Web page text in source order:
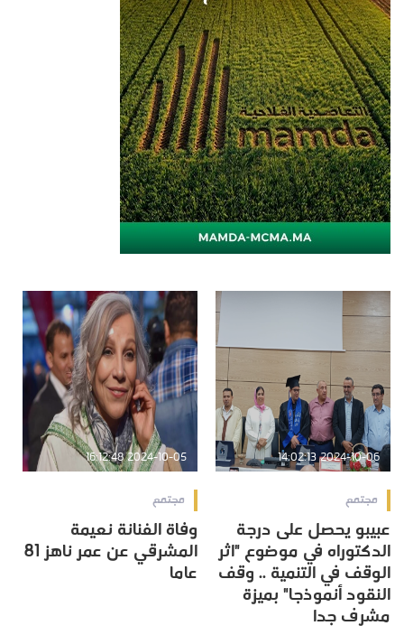
2024-10-06 14:02:13
مجتمع
عبيبو يحصل على درجة
الدكتوراه في موضوع "اثر
الوقف في التنمية .. وقف
النقود أنموذجا" بميزة
مشرف جدا
2024-10-05 16:12:48
مجتمع
وفاة الفنانة نعيمة
المشرقي عن عمر ناهز 81
عاما